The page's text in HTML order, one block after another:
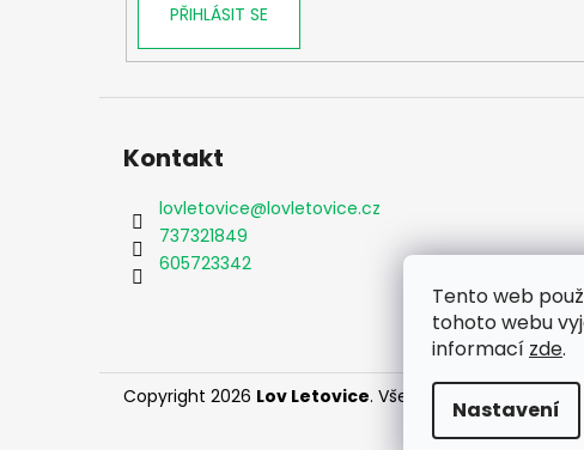
Tento web
tohoto webu
informací zde.
Nastavení
PŘIHLÁSIT SE
Kontakt
lovletovice@lovletovice.cz
737321849
605723342
Copyright 2026 Lov Letovice. Všechna práva